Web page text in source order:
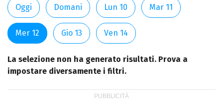
Oggi Domani Lun 10 Mar 11
Mer 12 Gio 13 Ven 14
La selezione non ha generato risultati. Prova a
impostare diversamente i filtri.